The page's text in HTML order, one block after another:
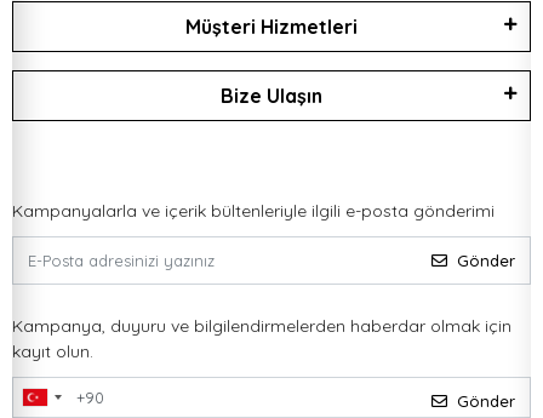
Müşteri Hizmetleri
Bize Ulaşın
Kampanyalarla ve içerik bültenleriyle ilgili e-posta gönderimi
Gönder
Kampanya, duyuru ve bilgilendirmelerden haberdar olmak için
kayıt olun.
Gönder